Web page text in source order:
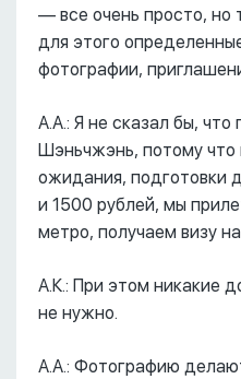
–– все очень просто,
для этого
фотографии,
А.А.: Я не сказал бы,
Шэньчжэнь, потому что
ожидания, подготовки
и 1500 рублей, мы
метро, получаем визу
А.К.: При этом никакие
не нужно.
А.А.: Фотографию